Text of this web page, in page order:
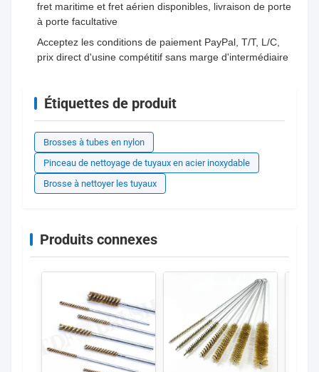
fret maritime et fret aérien disponibles, livraison de porte
à porte facultative
Acceptez les conditions de paiement PayPal, T/T, L/C,
prix direct d'usine compétitif sans marge d'intermédiaire
Étiquettes de produit
Brosses à tubes en nylon
Pinceau de nettoyage de tuyaux en acier inoxydable
Brosse à nettoyer les tuyaux
Produits connexes